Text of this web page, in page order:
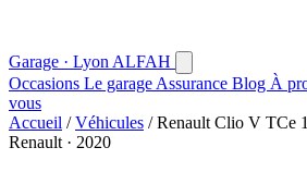
Garage · Lyon ALFAH
Occasions Le garage Assurance Blog À
vous
Accueil /Véhicules /Renault Clio V TCe
Renault · 2020